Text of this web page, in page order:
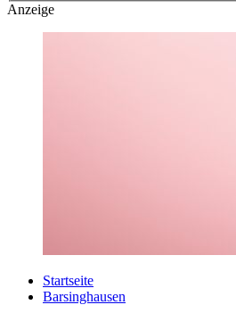
Anzeige
Startseite
Barsinghausen